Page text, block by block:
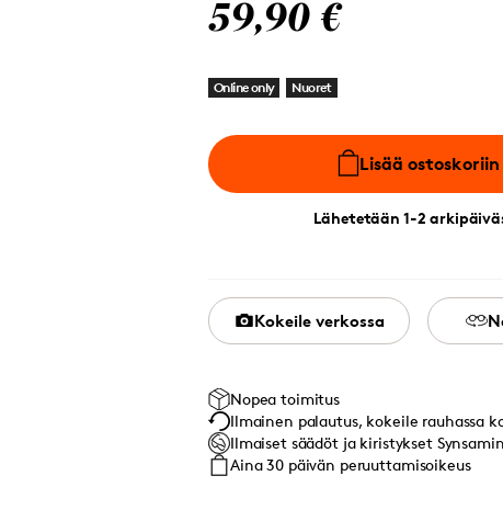
59,90 €
Online only Nuoret
Lisää ostoskoriin
Lähetetään 1-2
Kokeile verkossa
Nopea toimitus
Ilmainen palautus, kokeile rauhassa
Ilmaiset säädöt ja kiristykset
Aina 30 päivän peruuttamisoikeus